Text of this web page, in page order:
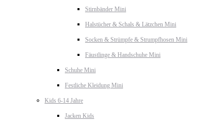
Stirnbänder Mini
Halstücher & Schals & Lätzchen Mini
Socken & Strümpfe & Strumpfhosen Mini
Fäustlinge & Handschuhe Mini
Schuhe Mini
Festliche Kleidung Mini
Kids 6-14 Jahre
Jacken Kids